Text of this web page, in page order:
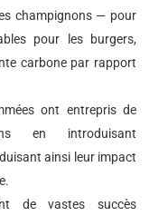
champignons — pour
pour les burgers,
carbone par rapport
ont entrepris de
en introduisant
ainsi leur impact
de vastes succès